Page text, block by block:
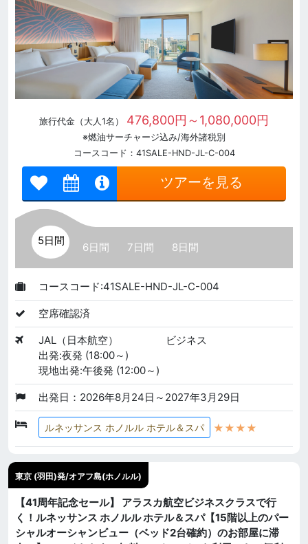
旅行代金（大人1名） 476,800円～1,080,000円
※燃油サーチャージ込み/海外諸税別
コースコード：41SALE-HND-JL-C-004
ツアーを見る
5日間
6日間 7日間 8日間
コースコード:41SALE-HND-JL-C-004
空席確認済
JAL（日本航空）
ビジネス
出発:夜発 (18:00～)
現地出発:午後発 (12:00～)
出発日：2026年8月24日～2027年3月29日
ルネッサンス ホノルル ホテル＆スパ ★★★★
東京 (羽田)発/オアフ島(ホノルル)
【41周年記念セール】 アラスカ航空ビジネスクラスで行
く！ルネッサンス ホノルル ホテル＆スパ【15階以上のパー
シャルオーシャンビュー（ベッド2台確約）のお部屋に滞